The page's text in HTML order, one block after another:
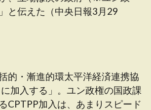
と伝えた（中央日報3月29
括的・漸進的環太平洋経済連携協
加入する」。ユン政権の国政課
CPTPP加入は、あまりスピード